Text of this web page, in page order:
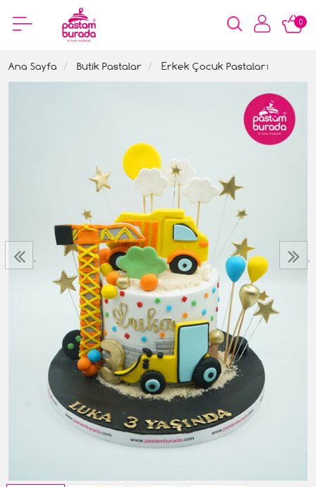
0
Ana Sayfa Butik Pastalar Erkek Çocuk Pastaları
‹ ›